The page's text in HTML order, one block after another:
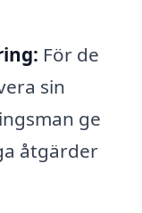
För de
sin
ge
åtgärder